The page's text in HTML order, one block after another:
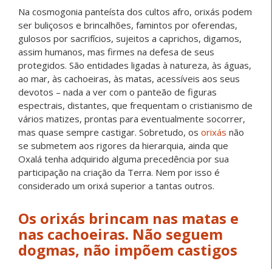
Na cosmogonia panteísta dos cultos afro, orixás podem
ser buliçosos e brincalhões, famintos por oferendas,
gulosos por sacrifícios, sujeitos a caprichos, digamos,
assim humanos, mas firmes na defesa de seus
protegidos. São entidades ligadas à natureza, às águas,
ao mar, às cachoeiras, às matas, acessíveis aos seus
devotos – nada a ver com o panteão de figuras
espectrais, distantes, que frequentam o cristianismo de
vários matizes, prontas para eventualmente socorrer,
mas quase sempre castigar. Sobretudo, os orixás não
se submetem aos rigores da hierarquia, ainda que
Oxalá tenha adquirido alguma precedência por sua
participação na criação da Terra. Nem por isso é
considerado um orixá superior a tantas outros.
Os orixás brincam nas matas e
nas cachoeiras. Não seguem
dogmas, não impõem castigos